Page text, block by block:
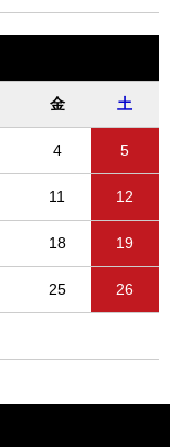
金 土
4 5
11 12
18 19
25 26